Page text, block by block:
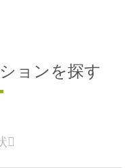
方は、膵臓など観察で
が観察しにくい場合で
ョンを探す